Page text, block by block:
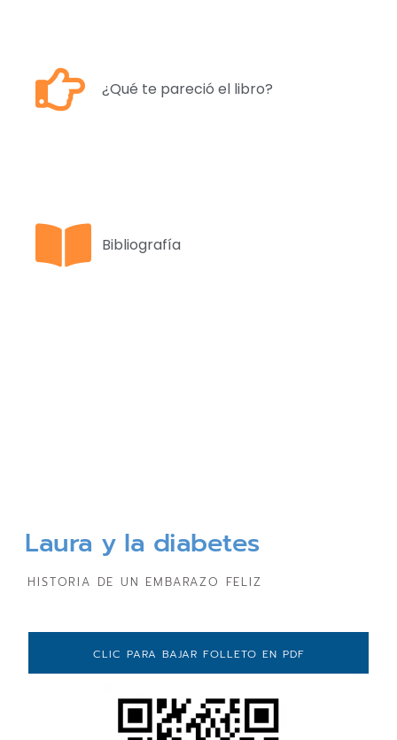
¿Qué te pareció el libro?
Bibliografía
Laura y la diabetes
HISTORIA DE UN EMBARAZO FELIZ
CLIC PARA BAJAR FOLLETO EN PDF